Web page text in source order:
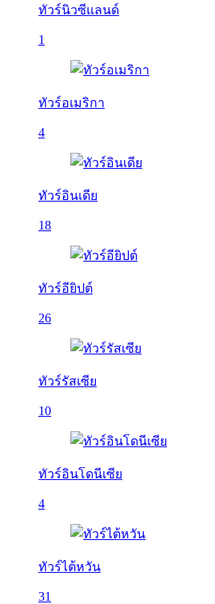
ทัวร์นิวซีแลนด์
1
ทัวร์อเมริกา
4
ทัวร์อินเดีย
18
ทัวร์อียิปต์
26
ทัวร์รัสเซีย
10
ทัวร์อินโดนีเซีย
4
ทัวร์ไต้หวัน
31